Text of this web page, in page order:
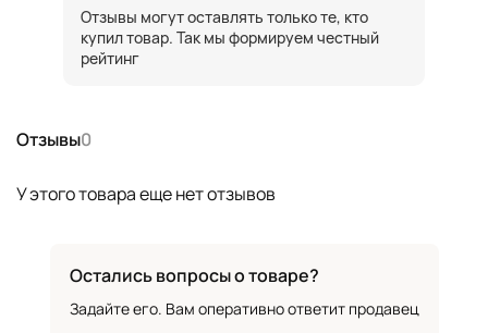
Отзывы0
У этого товара еще нет отзывов
Отзывы могут оставлять только те, кто
купил товар. Так мы формируем честный
рейтинг
Остались вопросы о товаре?
Задайте его. Вам оперативно ответит продавец